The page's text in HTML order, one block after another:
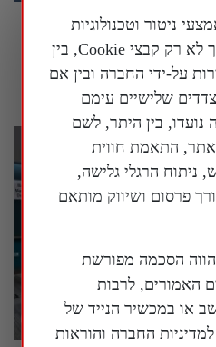
בנושא הטיפול
לזכות השתיקה
ניטור וטכנולוגיות
מקוונות שונות, לרבות אך לא רק קבצי Cookie, בין
על-ידי החברה ובין אם
שלישיים עימם
בין היתר, לשם
התאמת חווית
הרגלי גלישה,
פרסום ושיווק מותאם
הסכמה מפורשת
האמורים, לרבות
או במכשיר הנייד של
החברה והוראות